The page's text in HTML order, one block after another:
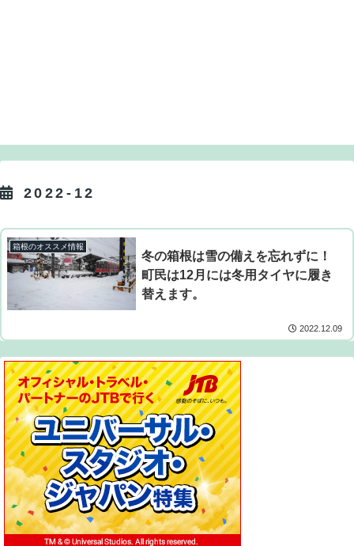
2022-12
箱根のオススメ情報
冬の箱根は雪の備えを忘れずに！
町民は12月には冬用タイヤに履き
替えます。
2022.12.09